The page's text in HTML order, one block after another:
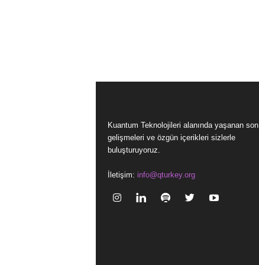
Kuantum Teknolojileri alanında yaşanan son
gelişmeleri ve özgün içerikleri sizlerle
buluşturuyoruz.
İletişim: info@qturkey.org